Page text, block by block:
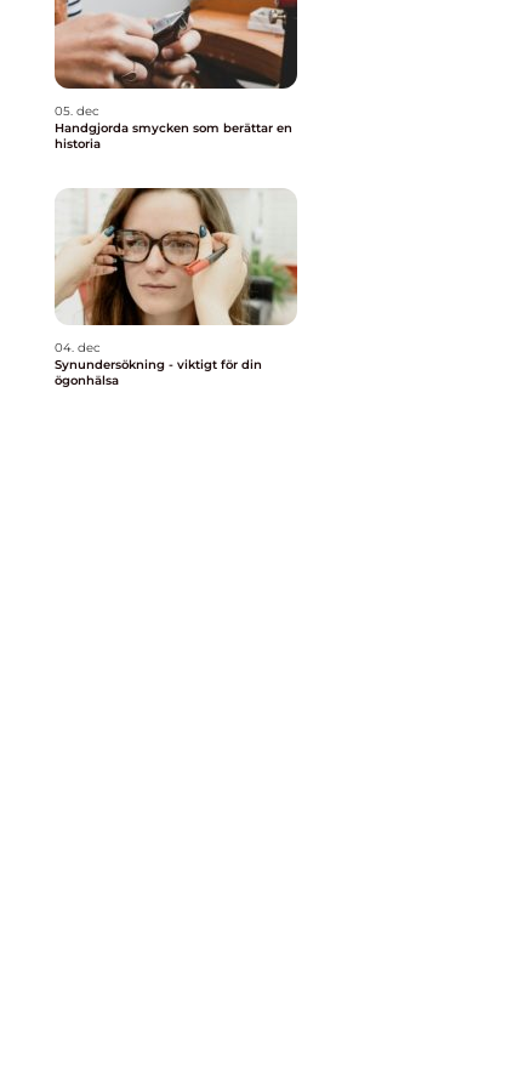
05. dec
Handgjorda smycken som berättar en
historia
04. dec
Synundersökning - viktigt för din
ögonhälsa